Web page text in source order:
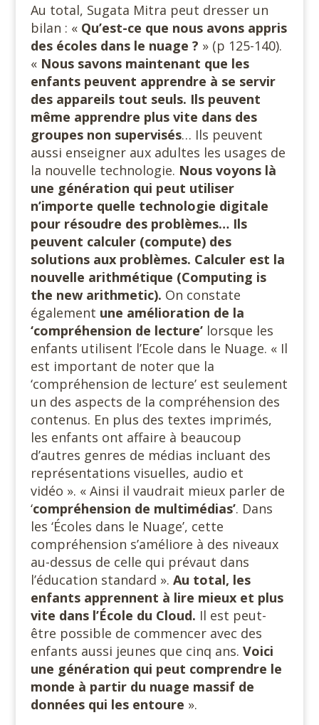
Au total, Sugata Mitra peut dresser un
bilan : « Qu’est-ce que nous avons appris
des écoles dans le nuage ? » (p 125-140).
« Nous savons maintenant que les
enfants peuvent apprendre à se servir
des appareils tout seuls. Ils peuvent
même apprendre plus vite dans des
groupes non supervisés… Ils peuvent
aussi enseigner aux adultes les usages de
la nouvelle technologie. Nous voyons là
une génération qui peut utiliser
n’importe quelle technologie digitale
pour résoudre des problèmes… Ils
peuvent calculer (compute) des
solutions aux problèmes. Calculer est la
nouvelle arithmétique (Computing is
the new arithmetic). On constate
également une amélioration de la
‘compréhension de lecture’lorsque les
enfants utilisent l’Ecole dans le Nuage. « Il
est important de noter que la
‘compréhension de lecture’ est seulement
un des aspects de la compréhension des
contenus. En plus des textes imprimés,
les enfants ont affaire à beaucoup
d’autres genres de médias incluant des
représentations visuelles, audio et
vidéo ». « Ainsi il vaudrait mieux parler de
‘compréhension de multimédias’. Dans
les ‘Écoles dans le Nuage’, cette
compréhension s’améliore à des niveaux
au-dessus de celle qui prévaut dans
l’éducation standard ». Au total, les
enfants apprennent à lire mieux et plus
vite dans l’École du Cloud. Il est peut-
être possible de commencer avec des
enfants aussi jeunes que cinq ans. Voici
une génération qui peut comprendre le
monde à partir du nuage massif de
données qui les entoure ».